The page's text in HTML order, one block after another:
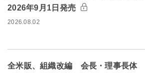
2026年9月1日発売
2026.08.02
全米販、組織改編 会長・理事長体